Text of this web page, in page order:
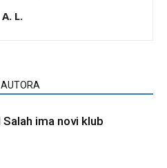
A. L.
AUTORA
ima novi klub